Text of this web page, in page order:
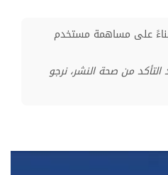
على مساهمة مستخدم
من صحة النشر، نرجو